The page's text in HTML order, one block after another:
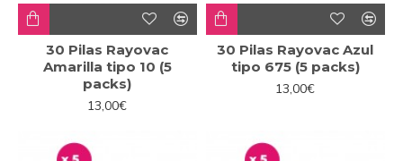
30 Pilas Rayovac
Amarilla tipo 10 (5
packs)
13,00€
30 Pilas Rayovac Azul
tipo 675 (5 packs)
13,00€